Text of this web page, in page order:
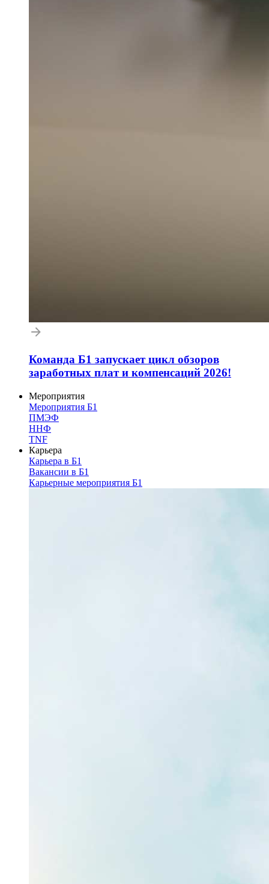
Команда Б1 запускает цикл обзоров
заработных плат и компенсаций 2026!
Мероприятия
Мероприятия Б1
ПМЭФ
ННФ
TNF
Карьера
Карьера в Б1
Вакансии в Б1
Карьерные мероприятия Б1